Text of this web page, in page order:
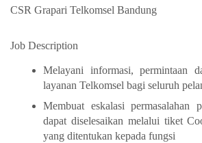
CSR Grapari Telkomsel Bandung
Job Description
Melayani informasi, permintaan
layanan Telkomsel bagi seluruh
Membuat eskalasi permasalahan
dapat diselesaikan melalui tiket
yang ditentukan kepada fungsi